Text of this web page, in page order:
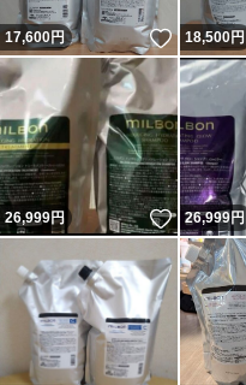
17,600円 いいね！
18,500円
26,999円 いいね！
26,999円